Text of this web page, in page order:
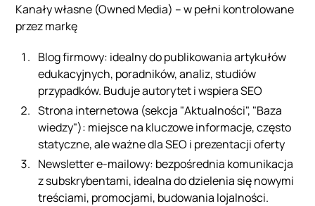
Kanały własne (Owned Media) – w pełni kontrolowane
przez markę
Blog firmowy: idealny do publikowania artykułów
edukacyjnych, poradników, analiz, studiów
przypadków. Buduje autorytet i wspiera SEO
Strona internetowa (sekcja "Aktualności", "Baza
wiedzy"): miejsce na kluczowe informacje, często
statyczne, ale ważne dla SEO i prezentacji oferty
Newsletter e-mailowy: bezpośrednia komunikacja
z subskrybentami, idealna do dzielenia się nowymi
treściami, promocjami, budowania lojalności.